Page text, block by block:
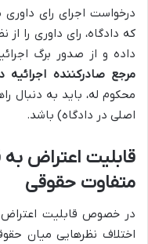
درخواست اجرای رای
که دادگاه، رای داوری را از
داده و از صدور برگ
مرجع صادرکننده اجرائیه
محکوم له، باید به دنبال
اصلی در دادگاه) باشد.
قابلیت اعتراض به
متفاوت حقوقی
در خصوص قابلیت اعتراض
اختلاف نظرهایی میان